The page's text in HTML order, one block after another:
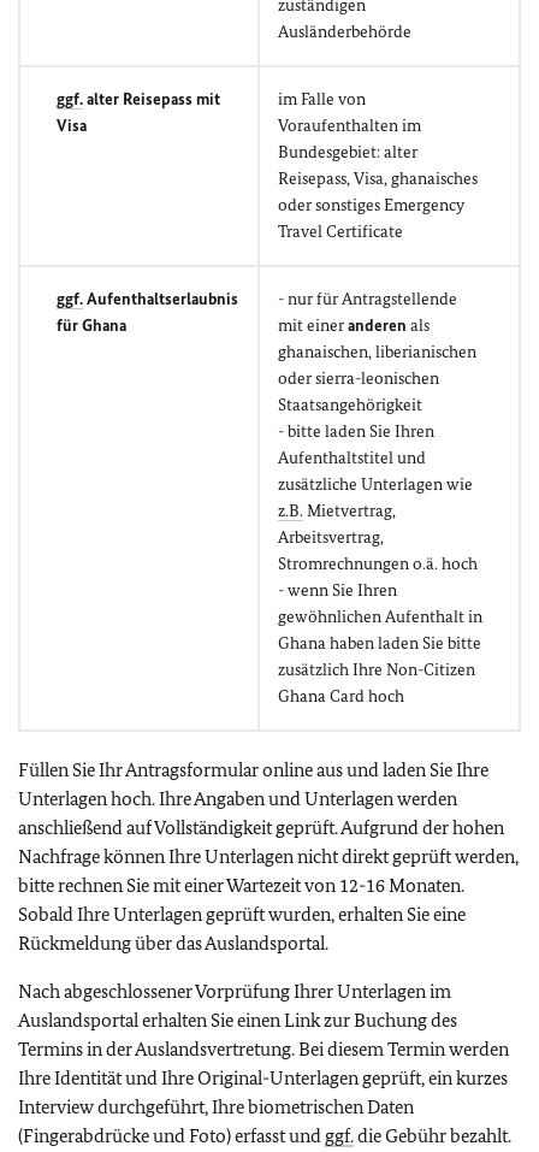
zuständigen
Ausländerbehörde
ggf.alter Reisepass mit
Visa
im Falle von
Voraufenthalten im
Bundesgebiet: alter
Reisepass, Visa, ghanaisches
oder sonstiges Emergency
Travel Certificate
ggf.Aufenthaltserlaubnis
für Ghana
- nur für Antragstellende
mit eineranderen als
ghanaischen, liberianischen
oder sierra-leonischen
Staatsangehörigkeit
- bitte laden Sie Ihren
Aufenthaltstitel und
zusätzliche Unterlagen wie
z.B. Mietvertrag,
Arbeitsvertrag,
Stromrechnungen o.ä. hoch
- wenn Sie Ihren
gewöhnlichen Aufenthalt in
Ghana haben laden Sie bitte
zusätzlich Ihre Non-Citizen
Ghana Card hoch
Füllen Sie Ihr Antragsformular online aus und laden Sie Ihre
Unterlagen hoch. Ihre Angaben und Unterlagen werden
anschließend auf Vollständigkeit geprüft. Aufgrund der hohen
Nachfrage können Ihre Unterlagen nicht direkt geprüft werden,
bitte rechnen Sie mit einer Wartezeit von 12-16 Monaten.
Sobald Ihre Unterlagen geprüft wurden, erhalten Sie eine
Rückmeldung über das Auslandsportal.
Nach abgeschlossener Vorprüfung Ihrer Unterlagen im
Auslandsportal erhalten Sie einen Link zur Buchung des
Termins in der Auslandsvertretung. Bei diesem Termin werden
Ihre Identität und Ihre Original-Unterlagen geprüft, ein kurzes
Interview durchgeführt, Ihre biometrischen Daten
(Fingerabdrücke und Foto) erfasst und ggf.die Gebühr bezahlt.